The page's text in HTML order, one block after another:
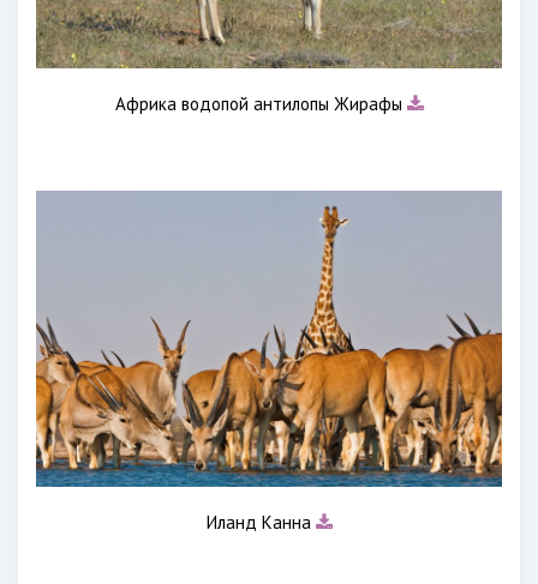
Африка водопой антилопы Жирафы
Иланд Канна